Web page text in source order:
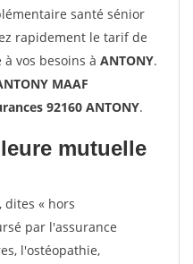
santé sénior
rapidement le tarif de
vos besoins à ANTONY.
MAAF
92160 ANTONY.
mutuelle
dites « hors
par l'assurance
l'ostéopathie,